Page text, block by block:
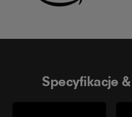
Specyfikacje